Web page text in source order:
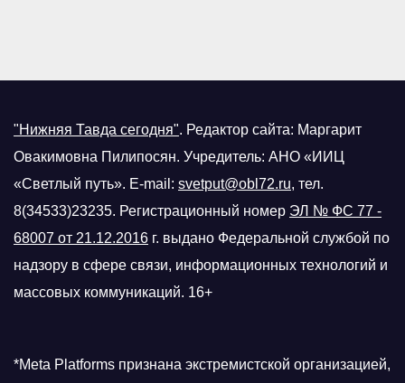
"Нижняя Тавда сегодня". Редактор сайта: Маргарит
Овакимовна Пилипосян. Учредитель: АНО «ИИЦ
«Светлый путь». E-mail: svetput@obl72.ru, тел.
8(34533)23235. Регистрационный номер ЭЛ № ФС 77 -
68007 от 21.12.2016 г. выдано Федеральной службой по
надзору в сфере связи, информационных технологий и
массовых коммуникаций. 16+
*Meta Platforms признана экстремистской организацией,